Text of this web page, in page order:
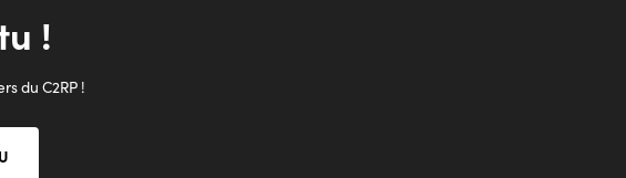
!
du C2RP !